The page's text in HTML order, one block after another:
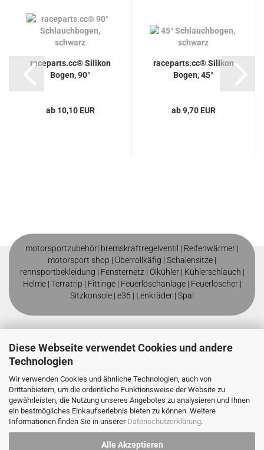
Diese Webseite verwendet Cookies und andere
Technologien
Wir verwenden Cookies und ähnliche Technologien, auch von
Drittanbietern, um die ordentliche Funktionsweise der Website zu
gewährleisten, die Nutzung unseres Angebotes zu analysieren und Ihnen
ein bestmögliches Einkaufserlebnis bieten zu können. Weitere
Informationen finden Sie in unserer Datenschutzerklärung.
Alle Akzeptieren
raceparts.cc® Silikon
Bogen, 90°
ab 10,10 EUR
raceparts.cc® Silikon
Bogen, 45°
ab 9,70 EUR
motorsportzubehör| bremskraftregelventil | Reifenwärmer |
motorsport shop | Überrollkäfig | Schalensitze |
rennsportbekleidung | Fensternetz | Ölkühler| Kühlerschlauch |
Helme | Terratrip | Fittinge| Feuerlöschanlage | Feuerlöscher |
Sitzkonsole | e36 | Lenkräder | Spal
Mehr über
Anschrift & Kundeninfo`s
Zahlung